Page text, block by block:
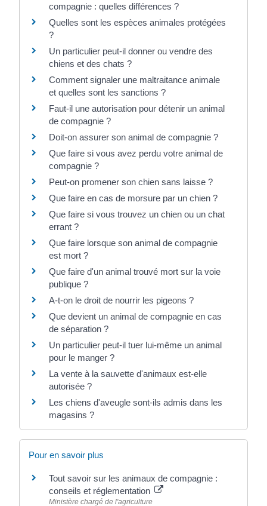
compagnie : quelles différences ?
Quelles sont les espèces animales protégées
?
Un particulier peut-il donner ou vendre des
chiens et des chats ?
Comment signaler une maltraitance animale
et quelles sont les sanctions ?
Faut-il une autorisation pour détenir un animal
de compagnie ?
Doit-on assurer son animal de compagnie ?
Que faire si vous avez perdu votre animal de
compagnie ?
Peut-on promener son chien sans laisse ?
Que faire en cas de morsure par un chien ?
Que faire si vous trouvez un chien ou un chat
errant ?
Que faire lorsque son animal de compagnie
est mort ?
Que faire d'un animal trouvé mort sur la voie
publique ?
A-t-on le droit de nourrir les pigeons ?
Que devient un animal de compagnie en cas
de séparation ?
Un particulier peut-il tuer lui-même un animal
pour le manger ?
La vente à la sauvette d'animaux est-elle
autorisée ?
Les chiens d'aveugle sont-ils admis dans les
magasins ?
Pour en savoir plus
Tout savoir sur les animaux de compagnie :
conseils et réglementation
Ministère chargé de l'agriculture